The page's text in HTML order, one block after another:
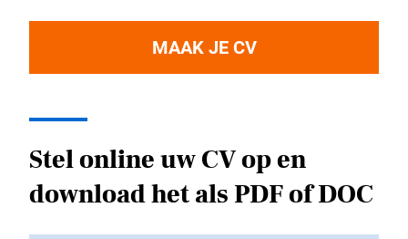
MAAK JE CV
Stel online uw CV op en
download het als PDF of DOC